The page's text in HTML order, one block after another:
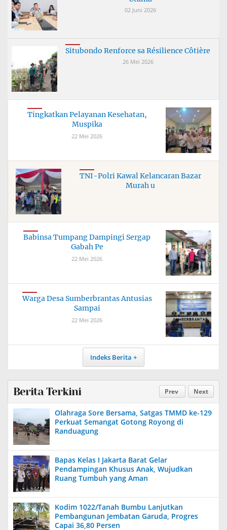
02 Juni 2026
Situbondo Renforce sa Résilience Côtière
26 Mei 2026
Tingkatkan Pelayanan Kesehatan,
Muspika
22 Mei 2026
TNI-Polri Kawal Kelancaran Bazar
Murah u
Babinsa Tumpang Dampingi Sergap
Gabah Pe
22 Mei 2026
Warga Desa Sumberbrantas Antusias
Sampai
22 Mei 2026
Indeks Berita
Prev Next
Berita Terkini
Olahraga Sore Bersama, Satgas TMMD ke-129
Perkuat Semangat Gotong Royong di
Randuagung
Bapas Kelas I Jakarta Barat Gelar
Pendampingan Khusus Anak, Wujudkan
Ruang Tumbuh yang Aman
Kodim 1022/Tanah Bumbu Lanjutkan
Pembangunan Jembatan Garuda, Progres
Capai 36,80 Persen